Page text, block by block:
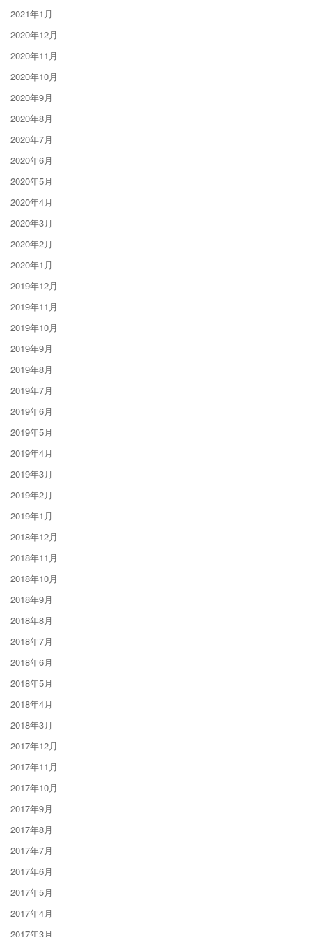
2021年1月
2020年12月
2020年11月
2020年10月
2020年9月
2020年8月
2020年7月
2020年6月
2020年5月
2020年4月
2020年3月
2020年2月
2020年1月
2019年12月
2019年11月
2019年10月
2019年9月
2019年8月
2019年7月
2019年6月
2019年5月
2019年4月
2019年3月
2019年2月
2019年1月
2018年12月
2018年11月
2018年10月
2018年9月
2018年8月
2018年7月
2018年6月
2018年5月
2018年4月
2018年3月
2017年12月
2017年11月
2017年10月
2017年9月
2017年8月
2017年7月
2017年6月
2017年5月
2017年4月
2017年3月